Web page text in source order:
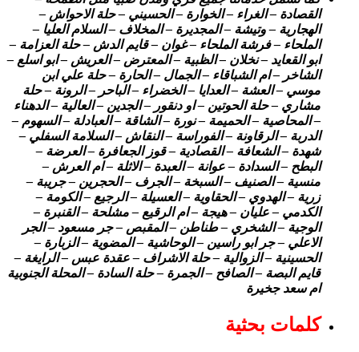
القصادة – الغراء – الخوارة – الحسيني – حلة الاحواش –
الهجارية – وتيشة – المجديرة – المخلاف – السلام العليا –
الملحاء – فرشة الملحاء – غوان – قايم الدش – حلة العزامة –
ابو القعايد – نخلان – الظبية – المعترض – العريش – ابو اسلع –
الشاخر – ام الشباقاء – الجمال – الحارة – حلة علي ابن
موسي – العشة – العدايا – الخضراء – الباحر – الرونة – حلة
مشاري – حلة الحوتين – او دنقور – الجدين – العالية – الدهناء
– المحاصية – الحميمة – نورة – الشاقة – العبادلة – السهوم –
الدربة – الرقاونة – الفوراسة – النقاش – السلامة السفلي –
شهدة – الشعافة – القصادية – قوز الجعافرة – العرضة –
البطح – السدادة – عوانة – العبدة – الاثلة – ام العرش –
منسية – الصنيف – السبخة – الجرف – الحجرين – جريبة –
زرية – الهدوي – الحقاوية – العسيلة – الرجيع – الكومة –
الكدمي – عليان – هيجة – ام الرقيع – مشلحة – القنبرة –
الوجية – الشخري – طناطن – المقبص – جر مسعود – الجر
الاعلي – جر ابو راسين – الوحاشية – المضوية – الزبارة –
الحسينية – الزوالية – حلة الاشراف – عقدة عبس – الرايغة –
قايم البصة – الصافح – الجمرة – حلة السادة – المحلة الجنوبية
ام سعد جخيرة
كلمات بحثية